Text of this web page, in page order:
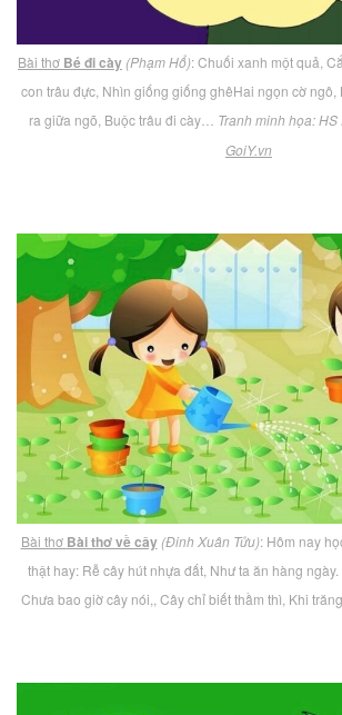
Bài thơ Bé đi cày (Phạm Hổ): Chuối xanh một quả,
con trâu đực, Nhìn giống giống ghêHai ngọn cờ ngô,
ra giữa ngõ, Buộc trâu đi cày… Tranh minh họa: HS
GoiY.vn
Bài thơ Bài thơ về cây (Đinh Xuân Tửu): Hôm nay
thật hay: Rễ cây hút nhựa đất, Như ta ăn hàng
Chưa bao giờ cây nói,, Cây chỉ biết thầm thì, Khi